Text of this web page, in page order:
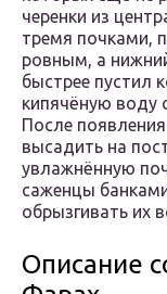
черенки из
тремя почками,
ровным, а
быстрее пустил
кипячёную воду
После
высадить на
увлажнённую
саженцы
обрызгивать их
Описание